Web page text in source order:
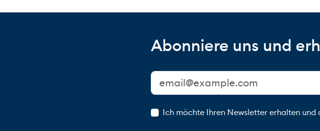
Abonniere uns und
Ich möchte Ihren Newsletter erhalten und